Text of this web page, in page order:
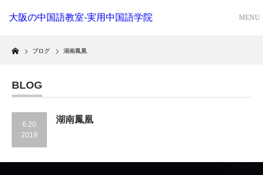
大阪の中国語教室-実用中国語学院
Home
ブログ 湖南鳳凰
BLOG
6.20
2019
湖南鳳凰